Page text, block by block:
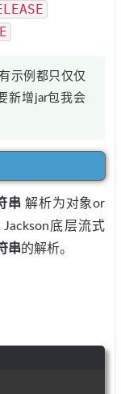
示例都只仅仅
新增jar包我会
串 解析为对象or
底层流式
串的解析。